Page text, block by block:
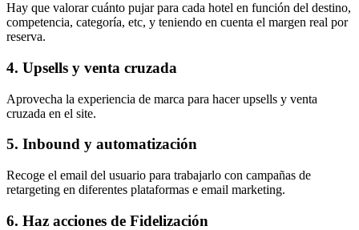
Hay que valorar cuánto pujar para cada hotel en función del destino,
competencia, categoría, etc, y teniendo en cuenta el margen real por
reserva.
4. Upsells y venta cruzada
Aprovecha la experiencia de marca para hacer upsells y venta
cruzada en el site.
5. Inbound y automatización
Recoge el email del usuario para trabajarlo con campañas de
retargeting en diferentes plataformas e email marketing.
6. Haz acciones de Fidelización